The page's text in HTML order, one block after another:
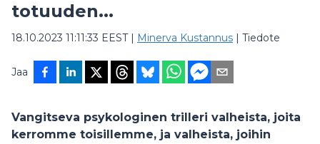
totuuden...
18.10.2023 11:11:33 EEST| Minerva Kustannus | Tiedote
Jaa
Vangitseva psykologinen trilleri valheista, joita
kerromme toisillemme, ja valheista, joihin